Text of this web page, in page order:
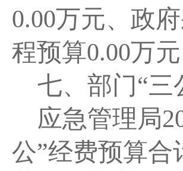
0.00万元、政
程预算0.00万元
七、部门“三
应急管理局
公”经费预算合